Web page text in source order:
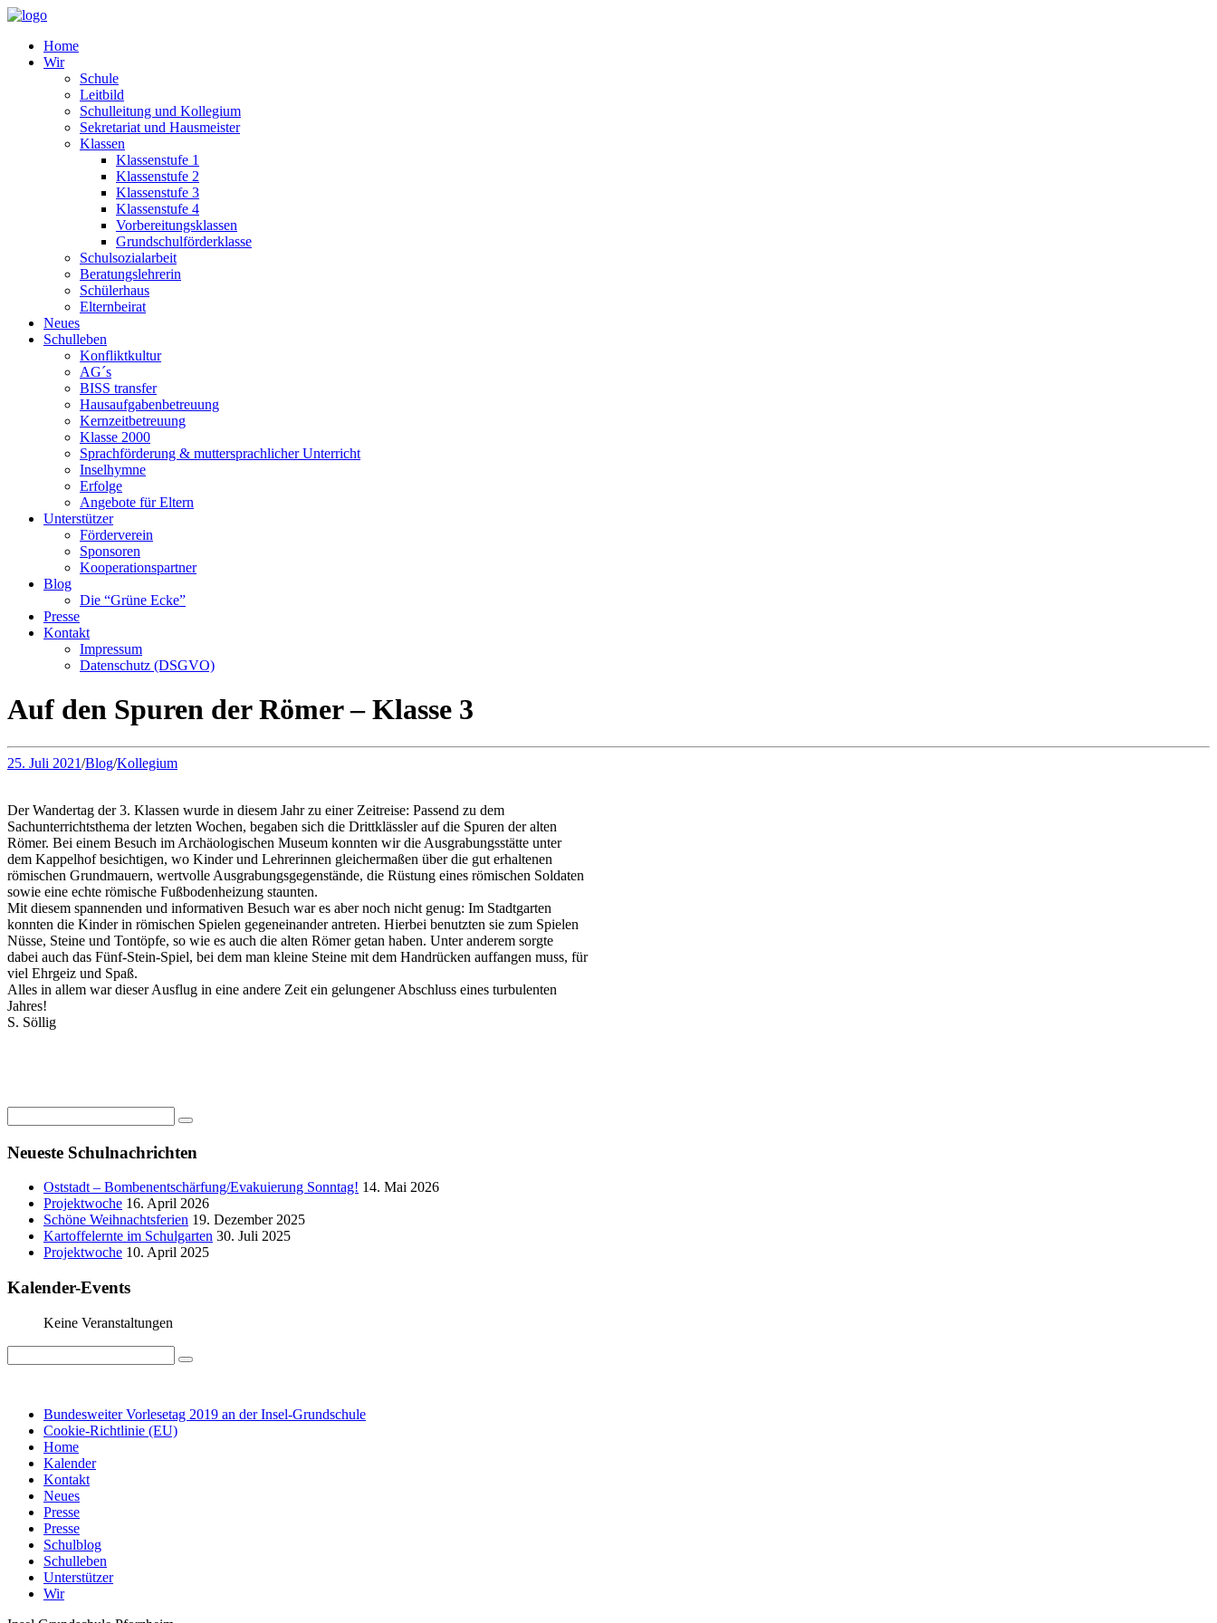
Home
Wir
Schule
Leitbild
Schulleitung und Kollegium
Sekretariat und Hausmeister
Klassen
Klassenstufe 1
Klassenstufe 2
Klassenstufe 3
Klassenstufe 4
Vorbereitungsklassen
Grundschulförderklasse
Schulsozialarbeit
Beratungslehrerin
Schülerhaus
Elternbeirat
Neues
Schulleben
Konfliktkultur
AG´s
BISS transfer
Hausaufgabenbetreuung
Kernzeitbetreuung
Klasse 2000
Sprachförderung & muttersprachlicher Unterricht
Inselhymne
Erfolge
Angebote für Eltern
Unterstützer
Förderverein
Sponsoren
Kooperationspartner
Blog
Die “Grüne Ecke”
Presse
Kontakt
Impressum
Datenschutz (DSGVO)
Auf den Spuren der Römer – Klasse 3
25. Juli 2021/Blog/Kollegium
Der Wandertag der 3. Klassen wurde in diesem Jahr zu einer Zeitreise: Passend zu dem
Sachunterrichtsthema der letzten Wochen, begaben sich die Drittklässler auf die Spuren der alten
Römer. Bei einem Besuch im Archäologischen Museum konnten wir die Ausgrabungsstätte unter
dem Kappelhof besichtigen, wo Kinder und Lehrerinnen gleichermaßen über die gut erhaltenen
römischen Grundmauern, wertvolle Ausgrabungsgegenstände, die Rüstung eines römischen Soldaten
sowie eine echte römische Fußbodenheizung staunten.
Mit diesem spannenden und informativen Besuch war es aber noch nicht genug: Im Stadtgarten
konnten die Kinder in römischen Spielen gegeneinander antreten. Hierbei benutzten sie zum Spielen
Nüsse, Steine und Tontöpfe, so wie es auch die alten Römer getan haben. Unter anderem sorgte
dabei auch das Fünf-Stein-Spiel, bei dem man kleine Steine mit dem Handrücken auffangen muss, für
viel Ehrgeiz und Spaß.
Alles in allem war dieser Ausflug in eine andere Zeit ein gelungener Abschluss eines turbulenten
Jahres!
S. Söllig
Neueste Schulnachrichten
Oststadt – Bombenentschärfung/Evakuierung Sonntag! 14. Mai 2026
Projektwoche 16. April 2026
Schöne Weihnachtsferien 19. Dezember 2025
Kartoffelernte im Schulgarten 30. Juli 2025
Projektwoche 10. April 2025
Kalender-Events
Keine Veranstaltungen
Bundesweiter Vorlesetag 2019 an der Insel-Grundschule
Cookie-Richtlinie (EU)
Home
Kalender
Kontakt
Neues
Presse
Presse
Schulblog
Schulleben
Unterstützer
Wir